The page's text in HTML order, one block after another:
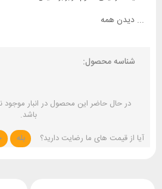
... دیدن همه
شناسه محصول:
در حال حاضر این محصول در انبار
باشد.
آیا از قیمت های ما رضایت دارید؟
بله